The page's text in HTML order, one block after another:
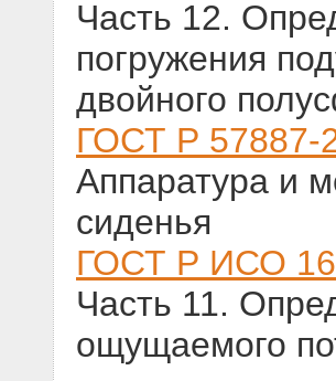
Часть 12.
погружения
двойного
ГОСТ Р 57887-
Аппаратура и
сиденья
ГОСТ Р ИСО
Часть 11.
ощущаемого